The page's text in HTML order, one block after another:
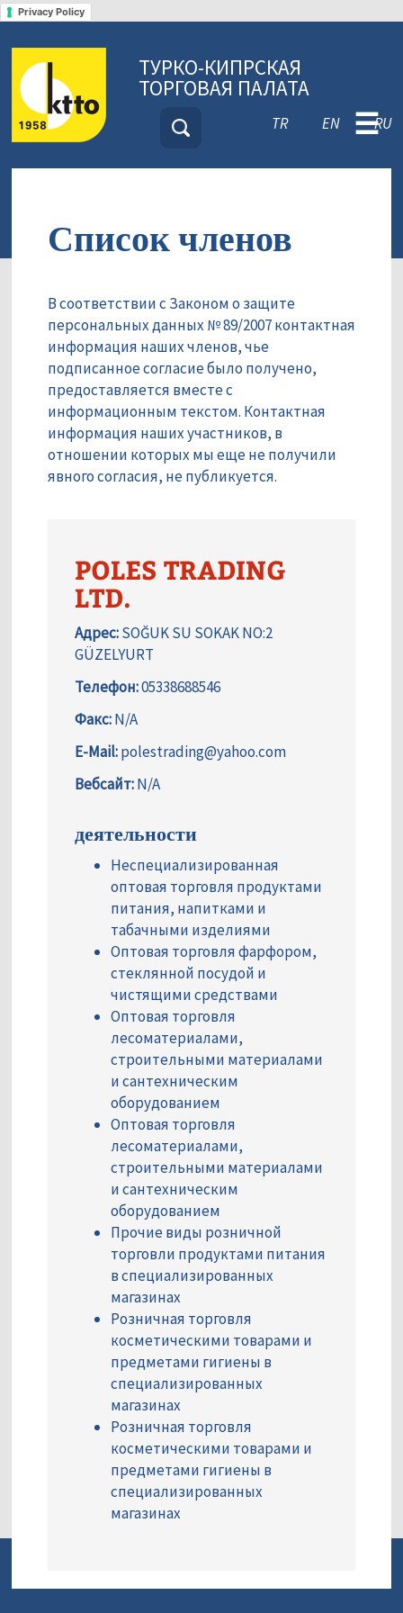
Privacy Policy
ТУРКО-КИПРСКАЯ
ТОРГОВАЯ ПАЛАТА
TR EN RU
☰
Список членов
В соответствии с Законом о защите
персональных данных № 89/2007 контактная
информация наших членов, чье
подписанное согласие было получено,
предоставляется вместе с
информационным текстом. Контактная
информация наших участников, в
отношении которых мы еще не получили
явного согласия, не публикуется.
POLES TRADING
LTD.
Адрес:SOĞUK SU SOKAK NO:2
GÜZELYURT
Телефон:05338688546
Факс:N/A
E-Mail:polestrading@yahoo.com
Вебсайт:N/A
деятельности
Неспециализированная
оптовая торговля продуктами
питания, напитками и
табачными изделиями
Оптовая торговля фарфором,
стеклянной посудой и
чистящими средствами
Оптовая торговля
лесоматериалами,
строительными материалами
и сантехническим
оборудованием
Оптовая торговля
лесоматериалами,
строительными материалами
и сантехническим
оборудованием
Прочие виды розничной
торговли продуктами питания
в специализированных
магазинах
Розничная торговля
косметическими товарами и
предметами гигиены в
специализированных
магазинах
Розничная торговля
косметическими товарами и
предметами гигиены в
специализированных
магазинах